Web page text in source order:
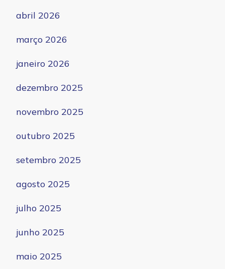
abril 2026
março 2026
janeiro 2026
dezembro 2025
novembro 2025
outubro 2025
setembro 2025
agosto 2025
julho 2025
junho 2025
maio 2025